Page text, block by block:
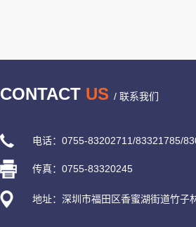
CONTACT US / 联系我们
电话：0755-83202711/83321785/
传真：0755-83320245
地址：深圳市福田区香蜜湖街道竹子